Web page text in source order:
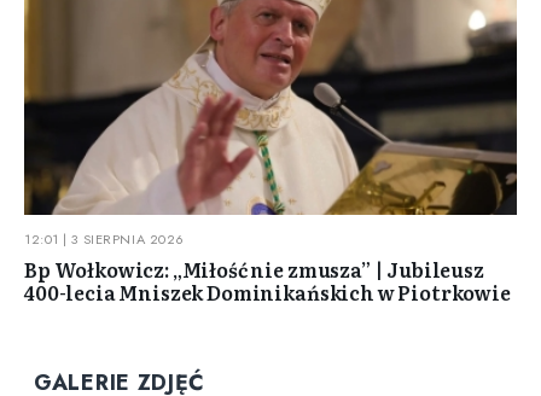
12:01 | 3 SIERPNIA 2026
Bp Wołkowicz: „Miłość nie zmusza” | Jubileusz
400-lecia Mniszek Dominikańskich w Piotrkowie
GALERIE ZDJĘĆ